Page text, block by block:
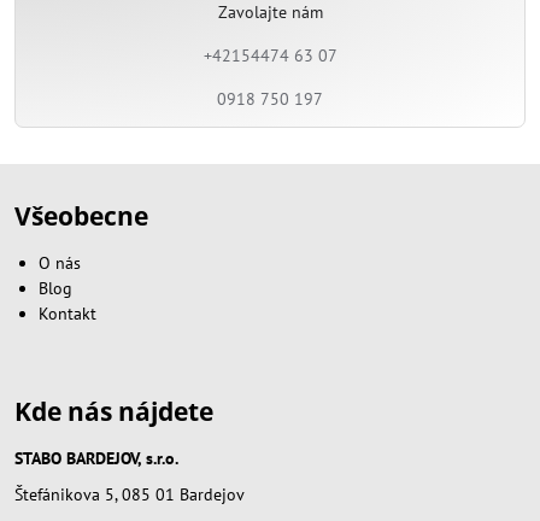
Zavolajte nám
+42154474 63 07
0918 750 197
Všeobecne
O nás
Blog
Kontakt
Kde nás nájdete
STABO BARDEJOV, s.r.o.
Štefánikova 5, 085 01 Bardejov